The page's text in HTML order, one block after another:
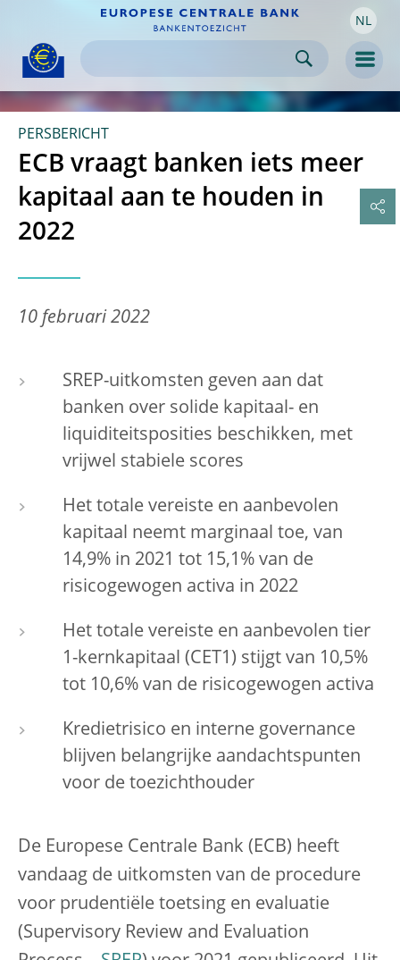
Skip to
content NL
PERSBERICHT
ECB vraagt banken iets meer
kapitaal aan te houden in
2022
10 februari 2022
SREP-uitkomsten geven aan dat
banken over solide kapitaal- en
liquiditeitsposities beschikken, met
vrijwel stabiele scores
Het totale vereiste en aanbevolen
kapitaal neemt marginaal toe, van
14,9% in 2021 tot 15,1% van de
risicogewogen activa in 2022
Het totale vereiste en aanbevolen tier
1-kernkapitaal (CET1) stijgt van 10,5%
tot 10,6% van de risicogewogen activa
Kredietrisico en interne governance
blijven belangrijke aandachtspunten
voor de toezichthouder
De Europese Centrale Bank (ECB) heeft
vandaag de uitkomsten van de procedure
voor prudentiële toetsing en evaluatie
(Supervisory Review and Evaluation